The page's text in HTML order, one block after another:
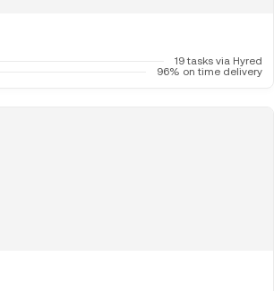
19 tasks via Hyred
96% on time delivery